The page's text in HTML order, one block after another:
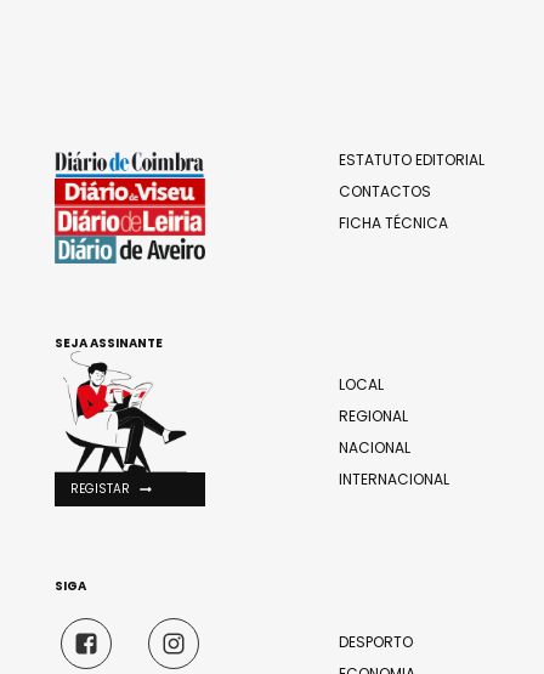
ESTATUTO EDITORIAL
CONTACTOS
FICHA TÉCNICA
LOCAL
REGIONAL
NACIONAL
INTERNACIONAL
DESPORTO
SEJA ASSINANTE
REGISTAR
SIGA